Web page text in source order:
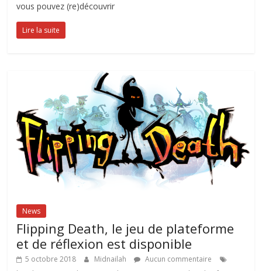
vous pouvez (re)découvrir
Lire la suite
News
Flipping Death, le jeu de plateforme
et de réflexion est disponible
5 octobre 2018 Midnailah
Aucun commentaire